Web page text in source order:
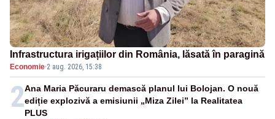
Infrastructura irigațiilor din România, lăsată în paragină
Economie·2 aug. 2026, 15:38
2Ana Maria Păcuraru demască planul lui Bolojan. O nouă
ediție explozivă a emisiunii „Miza Zilei” la Realitatea
PLUS